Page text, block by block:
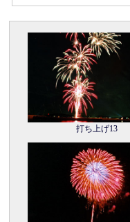
打ち上げ13